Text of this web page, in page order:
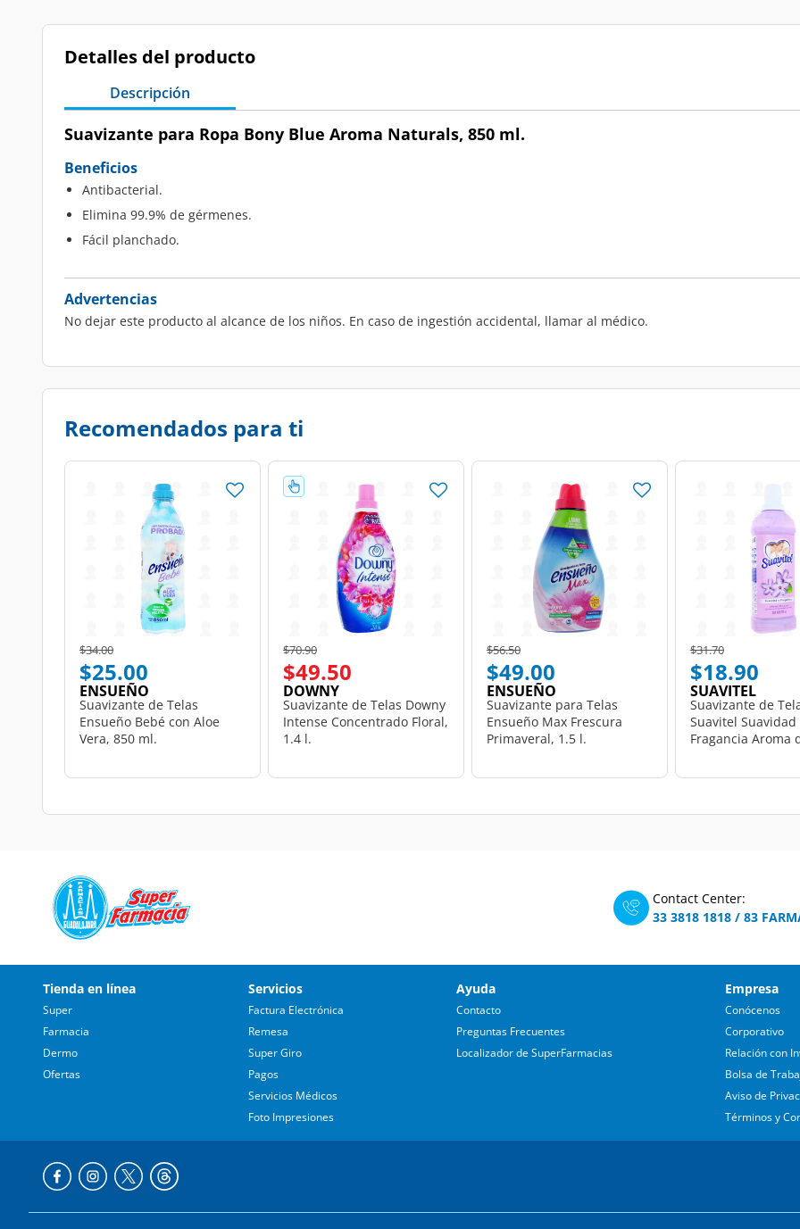
Detalles del producto
Descripción
Suavizante para Ropa Bony Blue Aroma Naturals, 850 ml.
Beneficios
Antibacterial.
Elimina 99.9% de gérmenes.
Fácil planchado.
Advertencias
No dejar este producto al alcance de los niños. En caso de ingestión accidental, llamar al médico.
Recomendados para ti
Price reduced from
$34.00to
$25.00
ENSUEÑO
Suavizante de Telas
Ensueño Bebé con Aloe
Vera, 850 ml.
Price reduced from
$70.90to
$49.50
DOWNY
Suavizante de Telas Downy
Intense Concentrado Floral,
1.4 l.
Price reduced from
$56.50to
$49.00
ENSUEÑO
Suavizante para Telas
Ensueño Max Frescura
Primaveral, 1.5 l.
Price reduced from
$31.70to
$18.90
SUAVITEL
Suavizante de
Suavitel Suavidad
Fragancia Aroma
Contact Center:
33 3818 1818 / 83
Tienda en línea
Super
Farmacia
Dermo
Ofertas
Servicios
Factura Electrónica
Remesa
Super Giro
Pagos
Servicios Médicos
Foto Impresiones
Ayuda
Contacto
Preguntas Frecuentes
Localizador de SuperFarmacias
Empresa
Conócenos
Corporativo
Relación con
Bolsa de
Aviso de
Términos y